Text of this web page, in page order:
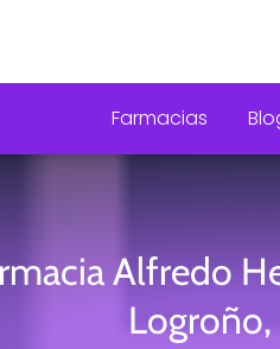
Farmacias
Alfredo
Logroño,